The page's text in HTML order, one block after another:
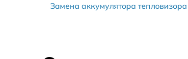
Замена аккумулятора